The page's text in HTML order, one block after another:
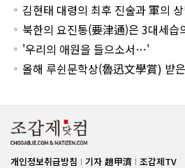
김현태 대령의 최후 진술과 軍의
북한의 요진통(要津通)은 3대세습
'우리의 애원을 들으소서…'
올해 루쉰문학상(魯迅文學賞) 받
개인정보취급방침 기자 趙甲濟
조갑제TV